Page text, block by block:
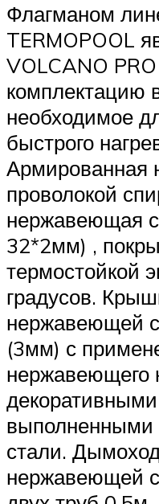
Флагманом
TERMOPOOL
VOLCANO
комплектацию
необходимое
быстрого
Армированная
проволокой
нержавеющая
32*2мм) ,
термостойкой
градусов.
нержавеющей
(3мм) с
нержавеющего
стали.
нержавеющей